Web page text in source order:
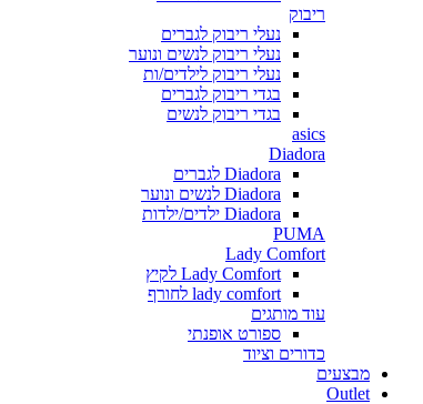
ריבוק
נעלי ריבוק לגברים
נעלי ריבוק לנשים ונוער
נעלי ריבוק לילדים/ות
בגדי ריבוק לגברים
בגדי ריבוק לנשים
asics
Diadora
Diadora לגברים
Diadora לנשים ונוער
Diadora ילדים/ילדות
PUMA
Lady Comfort
Lady Comfort לקיץ
lady comfort לחורף
עוד מותגים
ספורט אופנתי
כדורים וציוד
מבצעים
Outlet